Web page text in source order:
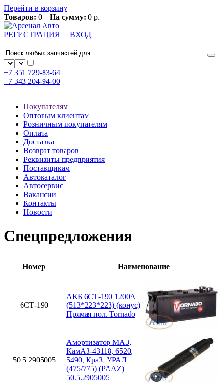
Перейти в корзину
Товаров: 0 На сумму: 0 р.
РЕГИСТРАЦИЯ ВХОД
+7 351 729-83-64
+7 343 204-94-00
Покупателям
Оптовым клиентам
Розничным покупателям
Оплата
Доставка
Возврат товаров
Реквизиты предприятия
Поставщикам
Автокаталог
Автосервис
Вакансии
Контакты
Новости
Спецпредложения
Номер Наименование
6СТ-190
АКБ 6СТ-190 1200А
(513*223*223) (конус)
Прямая пол. Tornado
50.5.2905005
Амортизатор МАЗ,
КамАЗ-43118, 6520,
5490, КраЗ, УРАЛ
(475/775) (PAAZ)
50.5.2905005